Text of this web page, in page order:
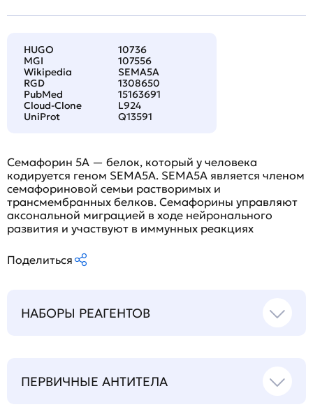
HUGO
10736
MGI
107556
Wikipedia
SEMA5A
RGD
1308650
PubMed
15163691
Cloud-Clone
L924
UniProt
Q13591
Семафорин 5A — белок, который у человека
кодируется геном SEMA5A. SEMA5A является членом
семафориновой семьи растворимых и
трансмембранных белков. Семафорины управляют
аксональной миграцией в ходе нейронального
развития и участвуют в иммунных реакциях
Поделиться
НАБОРЫ РЕАГЕНТОВ
ПЕРВИЧНЫЕ АНТИТЕЛА